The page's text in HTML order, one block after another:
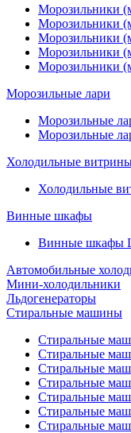
Морозильники
Морозильники
Морозильники
Морозильники
Морозильники
Морозильные лари
Морозильные
Морозильные
Холодильные
Холодильные
Винные шкафы
Винные шкафы
Автомобильные
Мини-холодильники
Льдогенераторы
Стиральные машины
Стиральные
Стиральные
Стиральные
Стиральные
Стиральные
Стиральные
Стиральные